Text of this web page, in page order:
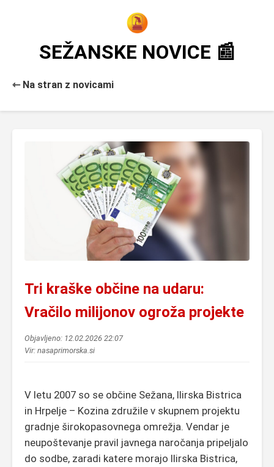
SEŽANSKE NOVICE 📰
⇽ Na stran z novicami
Tri kraške občine na udaru:
Vračilo milijonov ogroža projekte
Objavljeno: 12.02.2026 22:07
Vir: nasaprimorska.si
V letu 2007 so se občine Sežana, Ilirska Bistrica
in Hrpelje – Kozina združile v skupnem projektu
gradnje širokopasovnega omrežja. Vendar je
neupoštevanje pravil javnega naročanja pripeljalo
do sodbe, zaradi katere morajo Ilirska Bistrica,